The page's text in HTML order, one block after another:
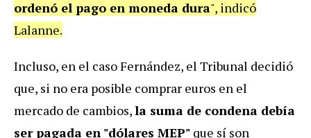
ordenó el pago en moneda dura", indicó
Lalanne.
Incluso, en el caso Fernández, el Tribunal decidió
que, si no era posible comprar euros en el
mercado de cambios,la suma de condena debía
ser pagada en "dólares MEP" que sí son